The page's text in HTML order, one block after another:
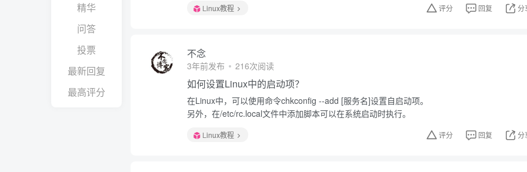
精华
问答
投票
最新回复
最高评分
Linux教程 评分 回复 分
不念
3年前发布 216次阅读
如何设置Linux中的启动项？
在Linux中，可以使用命令chkconfig --add [服务名]设置自启动项。
另外，在/etc/rc.local文件中添加脚本可以在系统启动时执行。
Linux教程 评分 回复 分